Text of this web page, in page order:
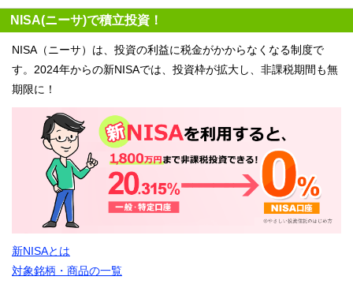
NISA(ニーサ)で積立投資！
NISA（ニーサ）は、投資の利益に税金がかからなくなる制度で
す。2024年からの新NISAでは、投資枠が拡大し、非課税期間も無
期限に！
新NISAとは
対象銘柄・商品の一覧